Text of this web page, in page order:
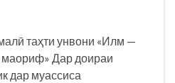
таҳти унвони «Илм —
маориф» Дар доираи
дар муассиса